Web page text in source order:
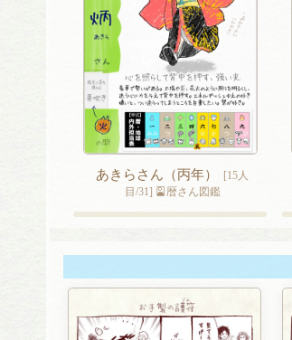
あきらさん（丙年）
[15人
目/31] 🎴暦さん図鑑